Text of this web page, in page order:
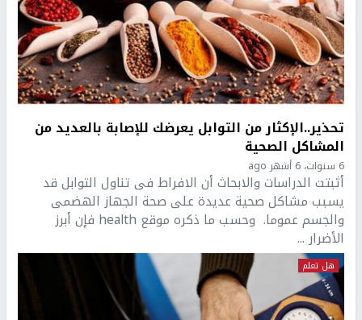
تحذير..الإكثار من التوابل يعرضك للإصابة بالعديد من
المشاكل الصحية
6 سنوات، 6 أشهر ago
أثبتت الدراسات والابحاث أن الافراط فى تناول التوابل قد
يسبب مشاكل صحية عديدة على صحة الجهاز الهضمى
والجسم عموما. وحسب ما ذكره موقع health فإن أبرز
الأضرار ...
هل تعلم